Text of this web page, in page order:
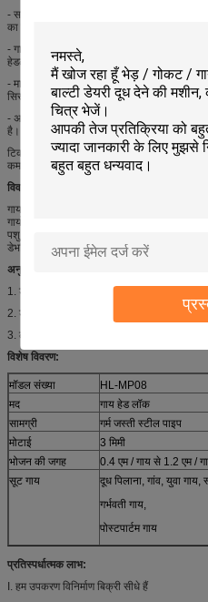
- सरल ऑपरेशन, केवल एक 90 डिग्री रोटेशन और
का काम पूरा कर सकते हैं।
- गाय के अनुकूल डिजाइन, मवेशियों के भोजन के
हेडलाक के विभिन्न विशिष्टताओं का डिज़ाइन करें और
- मानविकीय डिजाइन, कार्य कुशलता में सुधार कर
सिर लॉक के साथ, श्रम तीव्रता को बहुत कम कर
- अच्छा लचीलापन गाय की हेडलॉक की पूरी पंक्ति
है। यह डिजाइन दैनिक काम के लिए सुविधाजनक है।
टिकाऊ उत्पाद स्टील के जंग को रोकने के लिए हॉट
कम से कम 0.8 मिमी।
विवरण:
गाय हेड लॉक स्थिरता रखने के लिए गायों की
गायों को कम करने के लिए सिर ले जाते हैं। यह
पशु चिकित्सा की सुविधा प्रदान करता है, जैसे चेक-अप,
डेभर्निंग और कैलगिंग, इस प्रकार श्रम की तीव्रता
अनुप्रयोगों:
1. डेयरी गाय और मवेशी को ताला लगाते हैं;
2. डेयरी फार्म में इस्तेमाल किया;
3. लैक्टेटिंग गाय, सूखी गाय, गर्भवती गाय, पोस्टपार्टम
विशेष विवरण:
मॉडल संख्या
HL-MP08
मद
गाय हेड लॉक
सामग्री
गर्म जस्ती स्टील पाइप
मोटाई
3 मिमी
भोजन की जगह
0.4 एम / गाय से 1.2 एम /
सूट गाय
दूध पिलाना, गांव, युवा
गर्भवती गाय,
पोस्टपार्टम गाय
प्रतिस्पर्धात्मक लाभ:
I. हम उपकरण विनिर्माण बिक्री सीधे हैं